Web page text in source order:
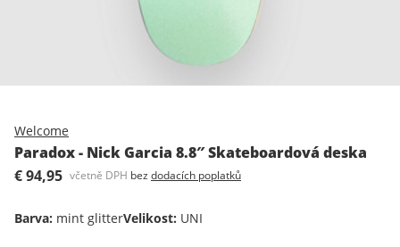
Welcome
Paradox - Nick Garcia 8.8″ Skateboardová deska
€ 94,95 včetně DPH bez dodacích poplatků
Barva: mint glitterVelikost: UNI